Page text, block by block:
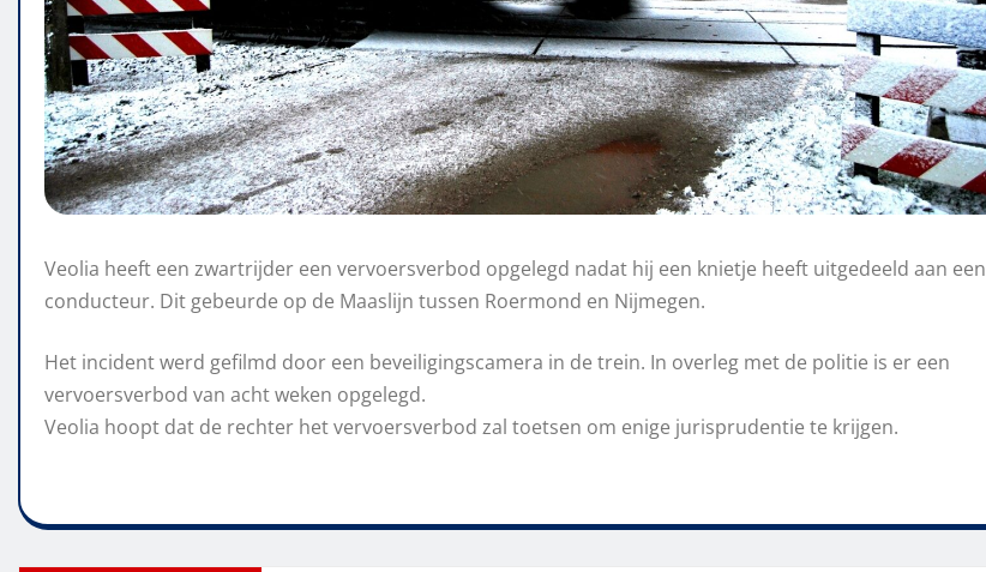
Veolia heeft een zwartrijder een vervoersverbod opgelegd nadat hij een knietje heeft uitgedeeld aan een
conducteur. Dit gebeurde op de Maaslijn tussen Roermond en Nijmegen.
Het incident werd gefilmd door een beveiligingscamera in de trein. In overleg met de politie is er een
vervoersverbod van acht weken opgelegd.
Veolia hoopt dat de rechter het vervoersverbod zal toetsen om enige jurisprudentie te krijgen.